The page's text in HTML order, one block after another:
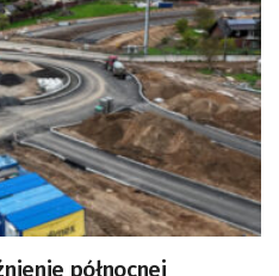
północnej